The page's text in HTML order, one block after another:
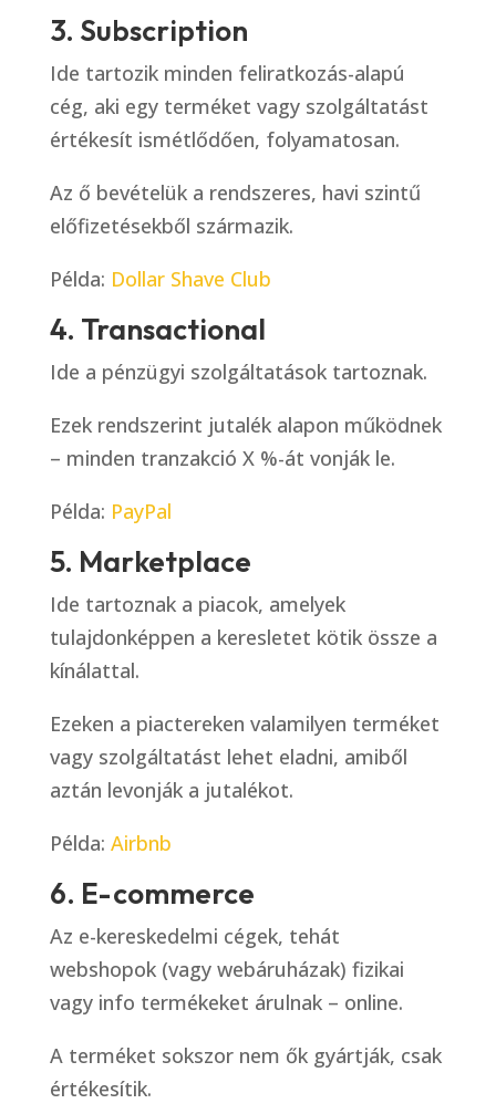
3. Subscription
Ide tartozik minden feliratkozás-alapú
cég, aki egy terméket vagy szolgáltatást
értékesít ismétlődően, folyamatosan.
Az ő bevételük a rendszeres, havi szintű
előfizetésekből származik.
Példa: Dollar Shave Club
4. Transactional
Ide a pénzügyi szolgáltatások tartoznak.
Ezek rendszerint jutalék alapon működnek
– minden tranzakció X %-át vonják le.
Példa: PayPal
5. Marketplace
Ide tartoznak a piacok, amelyek
tulajdonképpen a keresletet kötik össze a
kínálattal.
Ezeken a piactereken valamilyen terméket
vagy szolgáltatást lehet eladni, amiből
aztán levonják a jutalékot.
Példa: Airbnb
6. E-commerce
Az e-kereskedelmi cégek, tehát
webshopok (vagy webáruházak) fizikai
vagy info termékeket árulnak – online.
A terméket sokszor nem ők gyártják, csak
értékesítik.